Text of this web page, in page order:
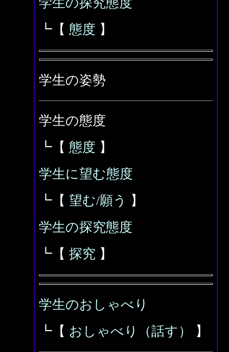
┗【 態度 】
学生の姿勢
学生の態度
┗【 態度 】
学生に望む態度
┗【 望む/願う
】
学生の探究態度
┗【 探究 】
学生のおしゃべり
┗【 おしゃべり（話す） 】